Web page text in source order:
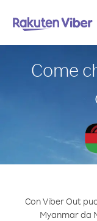
Come
Con Viber Out
Myanmar da